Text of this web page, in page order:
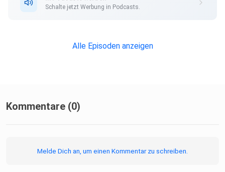
Schalte jetzt Werbung in Podcasts.
Alle Episoden anzeigen
Kommentare (0)
Melde Dich an, um einen Kommentar zu schreiben.